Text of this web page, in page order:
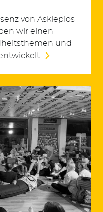
von Asklepios
wir einen
und